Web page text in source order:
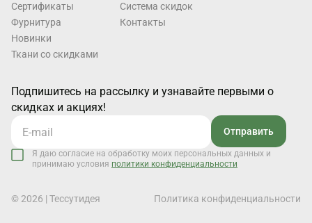
Cертификаты
Фурнитура
Новинки
Ткани со скидками
Система скидок
Контакты
Подпишитесь на рассылку и узнавайте первыми о
скидках и акциях!
Отправить
Я даю согласие на обработку моих персональных данных и
принимаю условия политики конфиденциальности
© 2026 | Тессутидея Политика конфиденциальности